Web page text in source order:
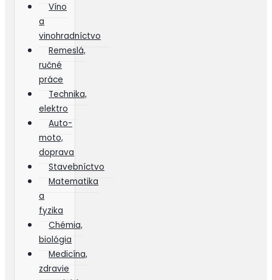
Víno
a
vinohradníctvo
Remeslá,
ručné
práce
Technika,
elektro
Auto-
moto,
doprava
Stavebníctvo
Matematika
a
fyzika
Chémia,
biológia
Medicína,
zdravie